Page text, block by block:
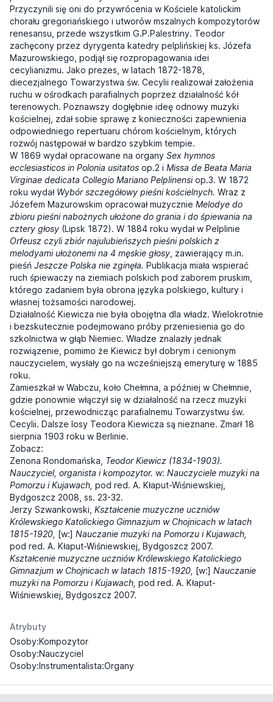
Przyczynili się oni do przywrócenia w Kościele katolickim
chorału gregoriańskiego i utworów mszalnych kompozytorów
renesansu, przede wszystkim G.P.Palestriny. Teodor
zachęcony przez dyrygenta katedry pelplińskiej ks. Józefa
Mazurowskiego, podjął się rozpropagowania idei
cecylianizmu. Jako prezes, w latach 1872-1878,
diecezjalnego Towarzystwa św. Cecylii realizował założenia
ruchu w ośrodkach parafialnych poprzez działalność kół
terenowych. Poznawszy dogłębnie ideę odnowy muzyki
kościelnej, zdał sobie sprawę z konieczności zapewnienia
odpowiedniego repertuaru chórom kościelnym, których
rozwój następował w bardzo szybkim tempie.
W 1869 wydał opracowane na organy Sex hymnos
ecclesiasticos in Polonia usitatos op.2 i Missa de Beata Maria
Virginae dedicata Collegio Mariano Pelplinensiop.3. W 1872
roku wydał Wybór szczegółowy pieśni kościelnych. Wraz z
Józefem Mazurowskim opracował muzycznie Melodye do
zbioru pieśni nabożnych ułożone do grania i do śpiewania na
cztery głosy (Lipsk 1872). W 1884 roku wydał w Pelplinie
Orfeusz czyli zbiór najulubieńszych pieśni polskich z
melodyami ułożonemi na 4 męskie głosy , zawierający m.in.
pieśń Jeszcze Polska nie zginęła. Publikacja miała wspierać
ruch śpiewaczy na ziemiach polskich pod zaborem pruskim,
którego zadaniem była obrona języka polskiego, kultury i
własnej tożsamości narodowej.
Działalność Kiewicza nie była obojętna dla władz. Wielokrotnie
i bezskutecznie podejmowano próby przeniesienia go do
szkolnictwa w głąb Niemiec. Władze znalazły jednak
rozwiązenie, pomimo że Kiewicz był dobrym i cenionym
nauczycielem, wysłały go na wcześniejszą emeryturę w 1885
roku.
Zamieszkał w Wabczu, koło Chełmna, a później w Chełmnie,
gdzie ponownie włączył się w działalność na rzecz muzyki
kościelnej, przewodnicząc parafialnemu Towarzystwu św.
Cecylii. Dalsze losy Teodora Kiewicza są nieznane. Zmarł 18
sierpnia 1903 roku w Berlinie.
Zobacz:
Zenona Rondomańska, Teodor Kiewicz (1834-1903).
Nauczyciel, organista i kompozytor. w: Nauczyciele muzyki na
Pomorzu i Kujawach, pod red. A. Kłaput-Wiśniewskiej,
Bydgoszcz 2008, ss. 23-32.
Jerzy Szwankowski, Kształcenie muzyczne uczniów
Królewskiego Katolickiego Gimnazjum w Chojnicach w latach
1815-1920, [w:] Nauczanie muzyki na Pomorzu i Kujawach,
pod red. A. Kłaput-Wiśniewskiej, Bydgoszcz 2007.
Kształcenie muzyczne uczniów Królewskiego Katolickiego
Gimnazjum w Chojnicach w latach 1815-1920, [w:] Nauczanie
muzyki na Pomorzu i Kujawach, pod red. A. Kłaput-
Wiśniewskiej, Bydgoszcz 2007.
Atrybuty
Osoby:Kompozytor
Osoby:Nauczyciel
Osoby:Instrumentalista:Organy